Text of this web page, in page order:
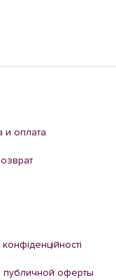
и оплата
публичной оферты